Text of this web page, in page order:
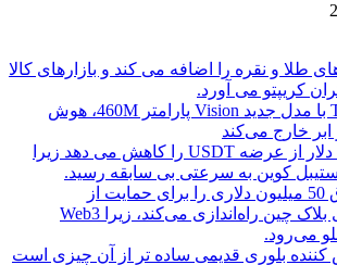
طلا و نقره را اضافه می کند و بازارهای کالا
کریپتو می آورد.
داده‌های Tether با مدل جدید Vision پارامتر 460M، هوش
خارج می‌کند
تتر 5.5 میلیارد دلار از عرضه USDT را کاهش می دهد زیرا
کوین به سرعتی بی سابقه رسید.
Psalion صندوق 50 میلیون دلاری را برای حمایت از
استارت‌آپ‌های بلاک چین راه‌اندازی می‌کند، زیرا Web3
بلوری قدیمی ساده تر از آن چیزی است